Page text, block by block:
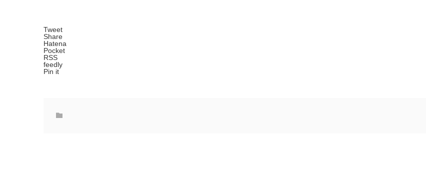
Tweet
Share
Hatena
Pocket
RSS
feedly
Pin it